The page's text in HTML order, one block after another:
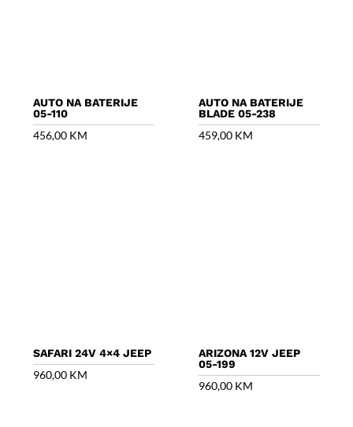
AUTO NA BATERIJE
05-110
456,00 KM
AUTO NA BATERIJE
BLADE 05-238
459,00 KM
SAFARI 24V 4×4 JEEP
960,00 KM
ARIZONA 12V JEEP
05-199
960,00 KM